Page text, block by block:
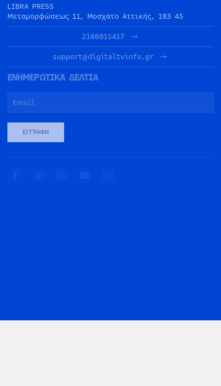
LIBRA PRESS
Μεταμορφώσεως 11, Μοσχάτο Αττικής, 183 45
2108815417
support@digitaltvinfo.gr
ΕΝΗΜΕΡΩΤΙΚΑ ΔΕΛΤΙΑ
ΕΓΓΡΑΦΉ